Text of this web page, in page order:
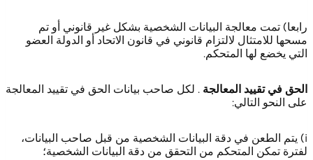
رابعا) تمت معالجة البيانات الشخصية بشكل غير قانوني أو تم
مسحها للامتثال لالتزام قانوني في قانون الاتحاد أو الدولة العضو
التي يخضع لها المتحكم.
الحق في تقييد المعالجة . لكل صاحب بيانات الحق في تقييد المعالجة
على النحو التالي:
i) يتم الطعن في دقة البيانات الشخصية من قبل صاحب البيانات،
لفترة تمكن المتحكم من التحقق من دقة البيانات الشخصية؛